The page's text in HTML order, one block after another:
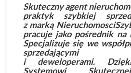
Skuteczny agent
praktyk szybkiej
z marką
pracuje jako pośrednik
Specjalizuje się we
sprzedającymi
i deweloperami.
Systemowi